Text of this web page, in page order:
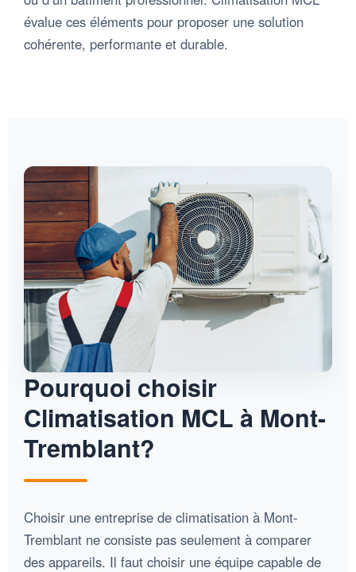
évalue ces éléments pour proposer une solution
cohérente, performante et durable.
Pourquoi choisir
Climatisation MCL à Mont-
Tremblant?
Choisir une entreprise de climatisation à Mont-
Tremblant ne consiste pas seulement à comparer
des appareils. Il faut choisir une équipe capable de